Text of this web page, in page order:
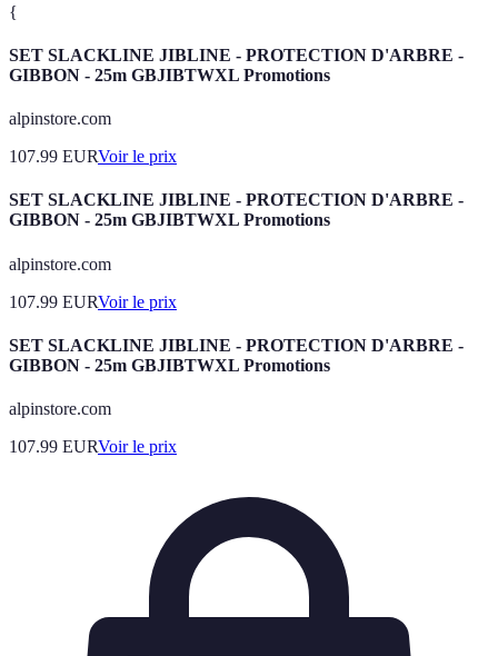
{
SET SLACKLINE JIBLINE - PROTECTION D'ARBRE -
GIBBON - 25m GBJIBTWXL Promotions
alpinstore.com
107.99 EURVoir le prix
SET SLACKLINE JIBLINE - PROTECTION D'ARBRE -
GIBBON - 25m GBJIBTWXL Promotions
alpinstore.com
107.99 EURVoir le prix
SET SLACKLINE JIBLINE - PROTECTION D'ARBRE -
GIBBON - 25m GBJIBTWXL Promotions
alpinstore.com
107.99 EURVoir le prix